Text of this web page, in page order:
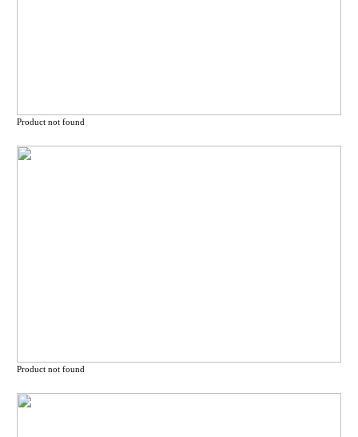
Product not found
Product not found